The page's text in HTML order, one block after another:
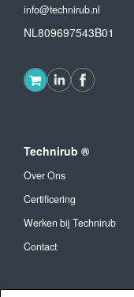
info@technirub.nl
NL809697543B01
Technirub ®
Over Ons
Certificering
Werken bij Technirub
Contact